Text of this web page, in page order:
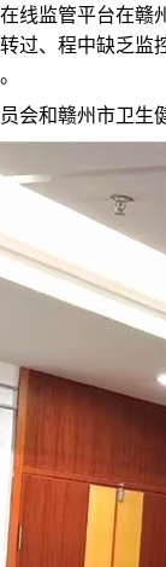
线监管平台在赣
过、程中缺乏
会和赣州市卫